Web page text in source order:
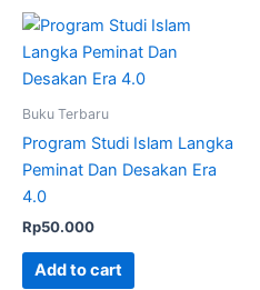
Buku Terbaru
Program Studi Islam Langka
Peminat Dan Desakan Era
4.0
Rp50.000
Add to cart